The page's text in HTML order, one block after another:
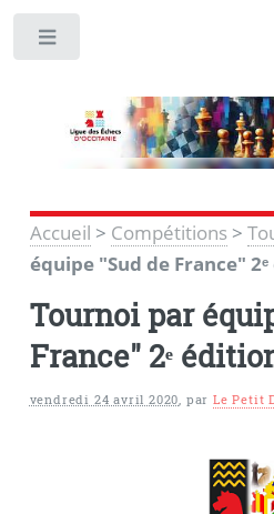
Accueil > Compétitions>
équipe "Sud de France"
Tournoi par
France" 2ᵉ
vendredi 24 avril 2020, parLe Petit